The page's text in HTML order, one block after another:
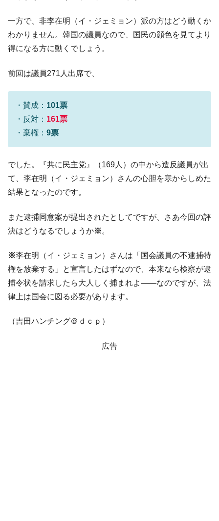
一方で、非李在明（イ・ジェミョン）派の方はどう動くか
わかりません。韓国の議員なので、国民の顔色を見てより
得になる方に動くでしょう。
前回は議員271人出席で、
・賛成： 101票
・反対： 161票
・棄権： 9票
でした。『共に民主党』（169人）の中から造反議員が出
て、李在明（イ・ジェミョン）さんの心胆を寒からしめた
結果となったのです。
また逮捕同意案が提出されたとしてですが、さあ今回の評
決はどうなるでしょうか※。
※李在明（イ・ジェミョン）さんは「国会議員の不逮捕特
権を放棄する」と宣言したはずなので、本来なら検察が逮
捕令状を請求したら大人しく捕まれよ――なのですが、法
律上は国会に図る必要があります。
（吉田ハンチング＠ｄｃｐ）
広告